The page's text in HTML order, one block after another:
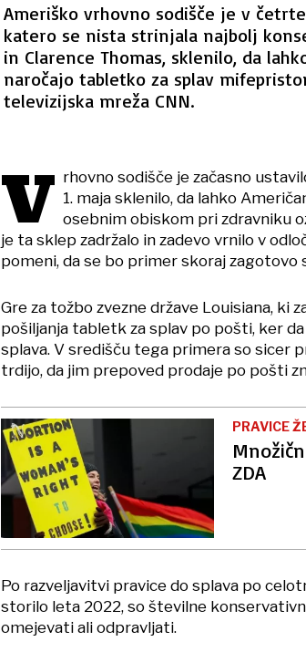
Ameriško vrhovno sodišče je v
katero se nista strinjala najbolj
in Clarence Thomas, sklenilo, da
naročajo tabletko za splav
televizijska mreža CNN.
V rhovno sodišče je začasno
1. maja sklenilo, da lahko
osebnim obiskom pri zdravniku
je ta sklep zadržalo in zadevo vrnilo v
pomeni, da se bo primer skoraj
Gre za tožbo zvezne države Louisiana,
pošiljanja tabletk za splav po pošti, ker
splava. V središču tega primera so sicer
trdijo, da jim prepoved prodaje po pošti
PRAVICE
ZDA
Po razveljavitvi pravice do splava po
storilo leta 2022, so številne
omejevati ali odpravljati.